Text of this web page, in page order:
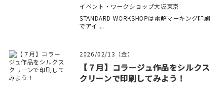
イベント・ワークショップ大阪東京
STANDARD WORKSHOPは電解マーキング印刷
でアイ ...
2026/02/13（金）
​【７月】コラージュ作品をシルクス
クリーンで印刷してみよう！